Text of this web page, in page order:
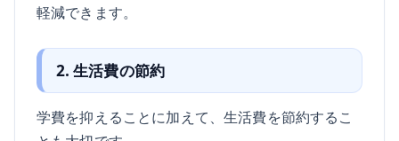
軽減できます。
2. 生活費の節約
学費を抑えることに加えて、生活費を節約するこ